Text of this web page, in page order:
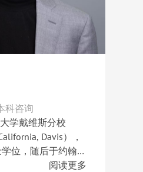
大学（University
奈尔大学（Cornell
伦比亚大学
）、西北大学
Hopkins
大学（University
。同时，他也帮助
普斯安多佛学校
Andover）、菲
学（Phillips
）、霍奇基斯中学
科咨询
学戴维斯分校
Davis），
位，随后于约翰霍
Hopkins阅读更多